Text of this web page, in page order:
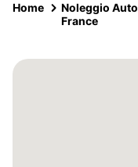
Home
Noleggio Auto
France